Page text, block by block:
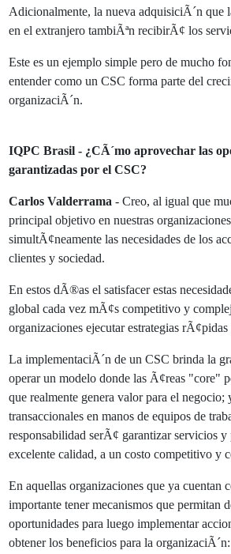
Adicionalmente, la nueva adquisiciÃ´n que
en el extranjero tambiÃªn recibirÃ¢ los
Este es un ejemplo simple pero de mucho
entender como un CSC forma parte del
organizaciÃ´n.
IQPC Brasil - ¿CÃ´mo aprovechar las
garantizadas por el CSC?
Carlos Valderrama - Creo, al igual que
principal objetivo en nuestras
simultÃ¢neamente las necesidades de los
clientes y sociedad.
En estos dÃ®as el satisfacer estas
global cada vez mÃ¢s competitivo y
organizaciones ejecutar estrategias rÃ¢pidas
La implementaciÃ´n de un CSC brinda la
operar un modelo donde las Ã¢reas "core"
que realmente genera valor para el negocio;
transaccionales en manos de equipos de
responsabilidad serÃ¢ garantizar servicios y
excelente calidad, a un costo competitivo y
En aquellas organizaciones que ya cuentan
importante tener mecanismos que permitan
oportunidades para luego implementar
obtener los beneficios para la organizaciÃ´n: